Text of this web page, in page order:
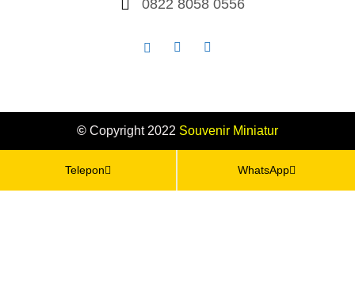
0822 8058 0556
© Copyright 2022 Souvenir Miniatur
Telepon WhatsApp